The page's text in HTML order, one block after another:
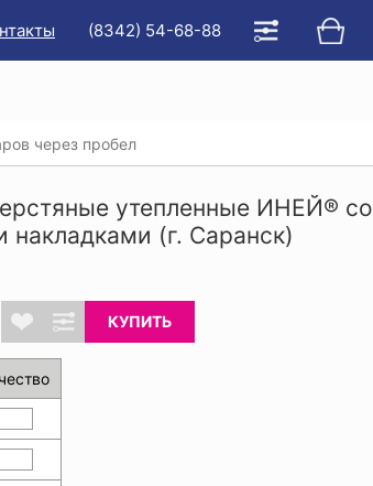
(8342) 54-68-88
накладками
утепленные ИНЕЙ® со
накладками (г. Саранск)
КУПИТЬ